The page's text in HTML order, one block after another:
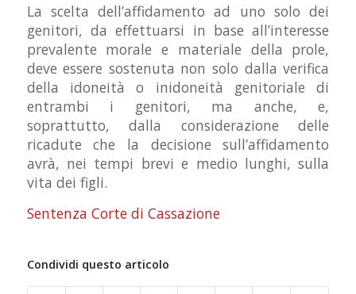
La scelta dell’affidamento ad uno solo dei
genitori, da effettuarsi in base all’interesse
prevalente morale e materiale della prole,
deve essere sostenuta non solo dalla verifica
della idoneità o inidoneità genitoriale di
entrambi i genitori, ma anche, e,
soprattutto, dalla considerazione delle
ricadute che la decisione sull’affidamento
avrà, nei tempi brevi e medio lunghi, sulla
vita dei figli.
Sentenza Corte di Cassazione
Condividi questo articolo